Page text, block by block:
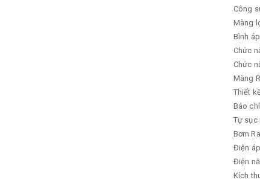
Công
Màng
Bình áp
Chức
Chức
Màng
Thiết
Báo
Tự sục
Bơm
Điện áp
Điện
Kích